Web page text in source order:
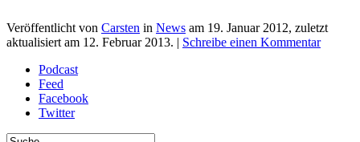
Veröffentlicht von Carsten in News am 19. Januar 2012, zuletzt
aktualisiert am 12. Februar 2013. | Schreibe einen Kommentar
Podcast
Feed
Facebook
Twitter